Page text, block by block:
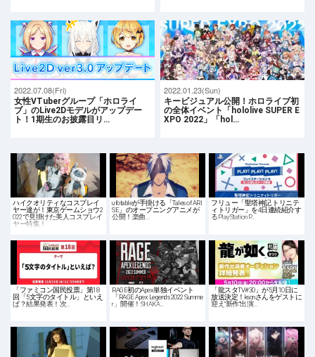
2022.07.08(Fri)
女性VTuberグループ「ホロライ
ブ」のLive2Dモデルがアップデー
ト！1期生のお披露目リ…
2022.01.23(Sun)
キービジュアル公開！ホロライブ初
の全体イベント「hololive SUPER E
XPO 2022」「hol…
ハイクオリティなコスプレイ
ヤー達が！東京ゲームショウ2
022で見掛けた美人コスプレイ
ヤー特集！
ufotableが手掛ける「Tales of ARI
SE」のオープニングアニメが
公開！楽曲…
フリュー「聖塔神記 トリニテ
ィトリガー」を4日連続紹介す
るPlayStation P…
「ファミコン国民投票」第18
回「5文字のタイトル」といえ
ば？結果発表！次…
RAGE初のApex単独イベント
「RAGE Apex Legends 2022 Summe
r」開催！SHAKA…
「龍スタTV#30」が5月10日に
放送決定！ksonさんをゲストに
迎え“新作”出演…